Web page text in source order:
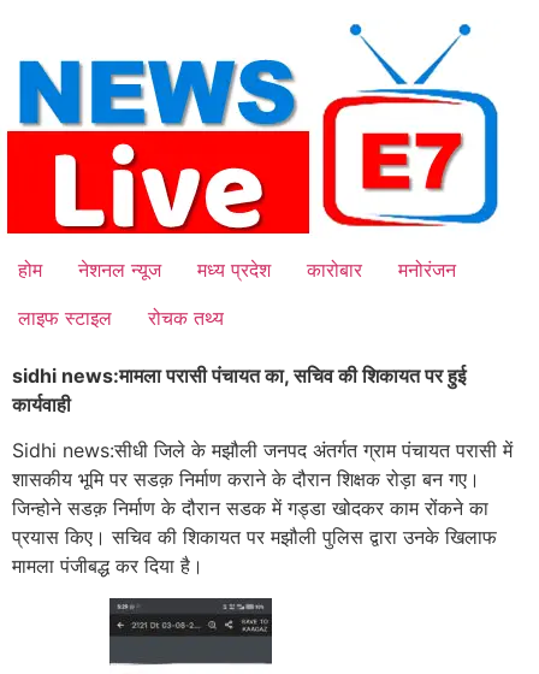
content
होम नेशनल न्यूज मध्य प्रदेश कारोबार
मनोरंजन
लाइफ स्टाइल
रोचक तथ्य
sidhi news:मामला परासी पंचायत का, सचिव की शिकायत पर हुई
कार्यवाही
Sidhi news:सीधी जिले के मझौली जनपद अंतर्गत ग्राम पंचायत परासी में
शासकीय भूमि पर सडक़ निर्माण कराने के दौरान शिक्षक रोड़ा बन गए।
जिन्होने सडक़ निर्माण के दौरान सडक में गड्डा खोदकर काम रोंकने का
प्रयास किए। सचिव की शिकायत पर मझौली पुलिस द्वारा उनके खिलाफ
मामला पंजीबद्ध कर दिया है।